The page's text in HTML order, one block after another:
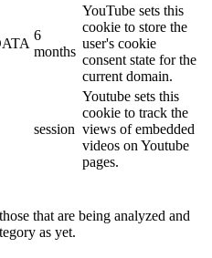
6
months
YouTube sets this
cookie to store the
user's cookie
consent state for the
current domain.
session
Youtube sets this
cookie to track the
views of embedded
videos on Youtube
pages.
that are being analyzed and
as yet.